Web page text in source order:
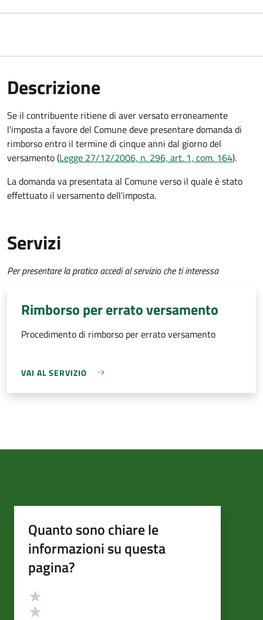
Descrizione
Se il contribuente ritiene di aver versato erroneamente
l'imposta a favore del Comune deve presentare domanda di
rimborso entro il termine di cinque anni dal giorno del
versamento (Legge 27/12/2006, n. 296, art. 1, com. 164).
La domanda va presentata al Comune verso il quale è stato
effettuato il versamento dell'imposta.
Servizi
Per presentare la pratica accedi al servizio che ti interessa
Rimborso per errato versamento
Procedimento di rimborso per errato versamento
VAI AL SERVIZIO
Quanto sono chiare le
informazioni su questa
pagina?
Valutazione